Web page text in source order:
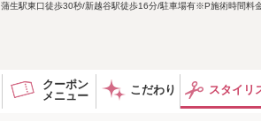
蒲生駅東口徒歩30秒/新越谷駅徒歩16分/駐車場有※P施術時間料
クーポン
メニュー
こだわり スタイリ